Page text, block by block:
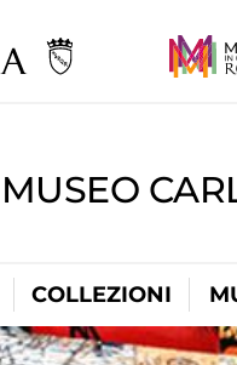
MUSEO
COLLEZIONI